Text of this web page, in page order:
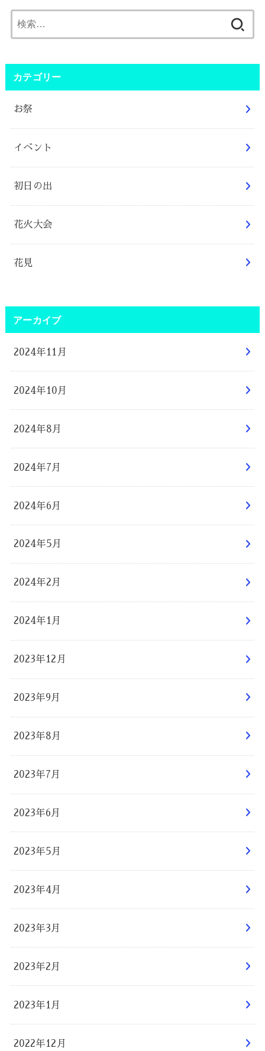
索:
カテゴリー
お祭
イベント
初日の出
花火大会
花見
アーカイブ
2024年11月
2024年10月
2024年8月
2024年7月
2024年6月
2024年5月
2024年2月
2024年1月
2023年12月
2023年9月
2023年8月
2023年7月
2023年6月
2023年5月
2023年4月
2023年3月
2023年2月
2023年1月
2022年12月